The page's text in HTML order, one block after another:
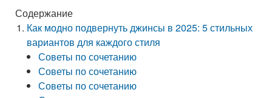
Содержание
Как модно подвернуть джинсы в 2025: 5 стильных
вариантов для каждого стиля
Советы по сочетанию
Советы по сочетанию
Советы по сочетанию